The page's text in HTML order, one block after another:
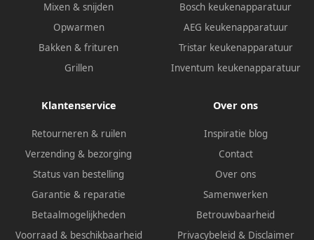
Mixen & snijden
Opwarmen
Bakken & frituren
Grillen
Bosch keukenapparatuur
AEG keukenapparatuur
Tristar keukenapparatuur
Inventum keukenapparatuur
Klantenservice
Retourneren & ruilen
Verzending & bezorging
Status van bestelling
Garantie & reparatie
Betaalmogelijkheden
Voorraad & beschikbaarheid
Over ons
Inspiratie blog
Contact
Over ons
Samenwerken
Betrouwbaarheid
Privacybeleid & Disclaimer